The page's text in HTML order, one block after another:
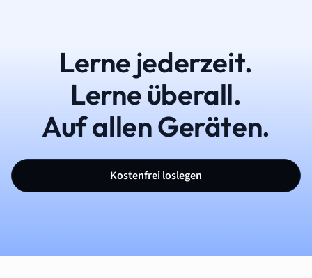
Lerne jederzeit.
Lerne überall.
Auf allen Geräten.
Kostenfrei loslegen